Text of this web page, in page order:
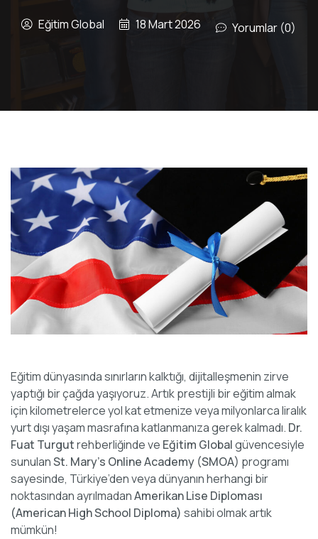
Eğitim Global 18 Mart 2026 Yorumlar (0)
Eğitim dünyasında sınırların kalktığı, dijitalleşmenin zirve
yaptığı bir çağda yaşıyoruz. Artık prestijli bir eğitim almak
için kilometrelerce yol kat etmenize veya milyonlarca liralık
yurt dışı yaşam masrafına katlanmanıza gerek kalmadı. Dr.
Fuat Turgutrehberliğinde ve Eğitim Globalgüvencesiyle
sunulanSt. Mary’s Online Academy (SMOA) programı
sayesinde, Türkiye’den veya dünyanın herhangi bir
noktasından ayrılmadanAmerikan Lise Diploması
(American High School Diploma) sahibi olmak artık
mümkün!